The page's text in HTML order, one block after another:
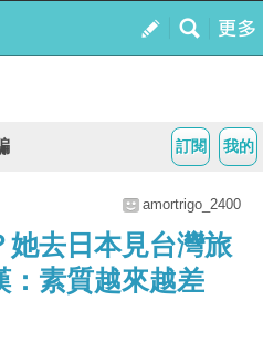
我的
訂閱
amortrigo_2400
她去日本見台灣旅
：素質越來越差